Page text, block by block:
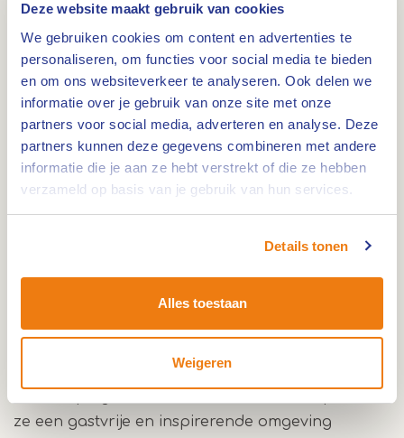
Deze website maakt gebruik van cookies
We gebruiken cookies om content en advertenties te
personaliseren, om functies voor social media te bieden
en om ons websiteverkeer te analyseren. Ook delen we
informatie over je gebruik van onze site met onze
partners voor social media, adverteren en analyse. Deze
partners kunnen deze gegevens combineren met andere
informatie die je aan ze hebt verstrekt of die ze hebben
verzameld op basis van je gebruik van hun services.
Details tonen
Alles toestaan
Weigeren
fietsroutes, leuke uitjes, evenementen en
bezienswaardigheden in Venray en de regio. Ook
kun je er terecht voor folders, kaarten en
streekproducten. Met de Venraybon steun je
lokale winkels en horeca. Voor wie Venray op een
speelse manier wil ontdekken, zijn er stadsgames
Lokale kennis en gastvrijheid
Venray. Ze groeide op in Merselo, op de
ze een gastvrije en inspirerende omgeving